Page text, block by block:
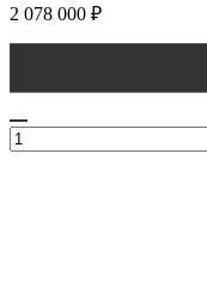
2 078 000 ₽